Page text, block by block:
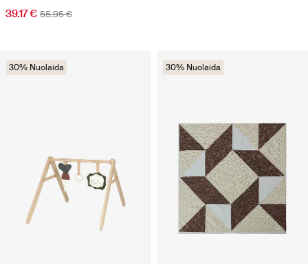
39.17 € 55.95 €
30% Nuolaida 30% Nuolaida